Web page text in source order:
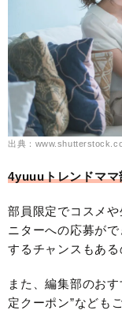
出典：
4yuuuトレンドママ
部員限定でコスメ
ニターへの応募が
するチャンスもあ
また、編集部のお
定クーポン”なども